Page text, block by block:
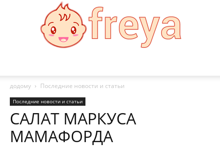
додому
Последние новости и статьи
Последние новости и статьи
САЛАТ МАРКУСА
МАМАФОРДА